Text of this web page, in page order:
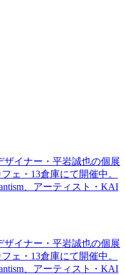
ザイナー・平岩誠也の個展
ェ・13倉庫にて開催中。
、アーティスト・KAI
ザイナー・平岩誠也の個展
ェ・13倉庫にて開催中。
、アーティスト・KAI